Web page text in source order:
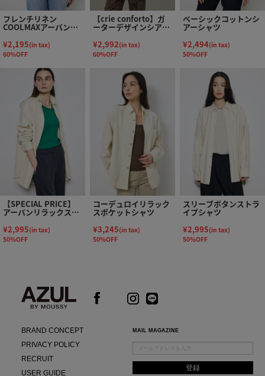
フレンチリネン
COOLMAXアーバンリ
ラックスシャツ
¥2,195(in tax)
60%OFF
【crie conforto】ガ
ーターデザインシアー
ショートシャツ
¥2,992(in tax)
60%OFF
ベーシックコットンシ
アーシャツ
¥2,494(in tax)
50%OFF
【SPECIAL PRICE】
アーバンリラックスコ
ットンシャツ
¥2,995(in tax)
50%OFF
コーデュロイリラック
スポケットシャツ
¥3,245(in tax)
50%OFF
スリーブボタンストラ
イプシャツ
¥2,995(in tax)
50%OFF
BRAND CONCEPT
PRIVACY POLICY
RECRUIT
USER GUIDE
MAIL MAGAZINE